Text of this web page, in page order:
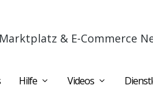
Marktplatz & E-Commerce
Hilfe Videos